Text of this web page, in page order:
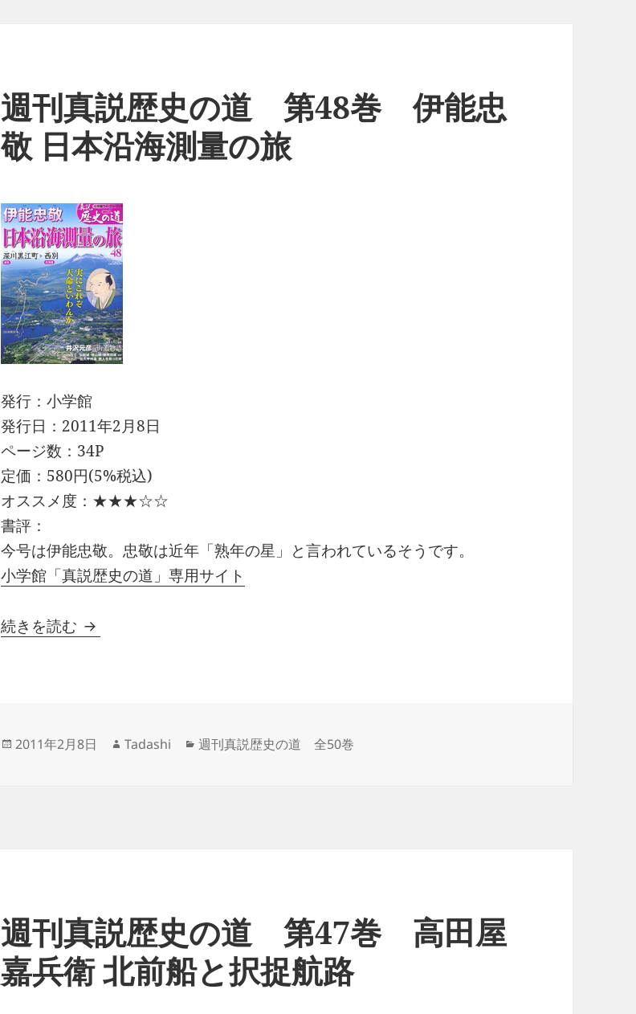
週刊真説歴史の道 第48巻 伊能忠
敬 日本沿海測量の旅
発行：小学館
発行日：2011年2月8日
ページ数：34P
定価：580円(5%税込)
オススメ度：★★★☆☆
書評：
今号は伊能忠敬。忠敬は近年「熟年の星」と言われているそうです。
小学館「真説歴史の道」専用サイト
続きを読む 週刊真説歴史の道 第48巻 伊能忠敬 日本沿海測量の旅
投
2011年2月8日
作
Tadashi
カ
週刊真説歴史の道 全50巻
週刊真説歴史の道 第47巻 高田屋
嘉兵衛 北前船と択捉航路